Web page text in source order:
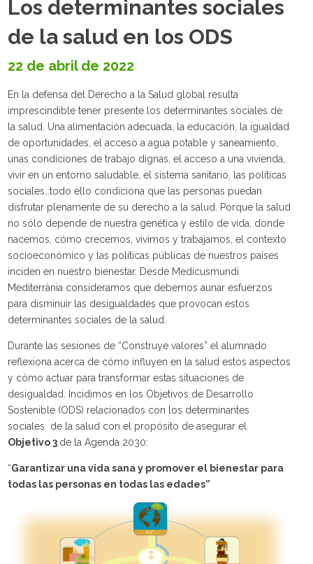
Los determinantes sociales
de la salud en los ODS
22 de abril de 2022
En la defensa del Derecho a la Salud global resulta
imprescindible tener presente los determinantes sociales de
la salud. Una alimentación adecuada, la educación, la igualdad
de oportunidades, el acceso a agua potable y saneamiento,
unas condiciones de trabajo dignas, el acceso a una vivienda,
vivir en un entorno saludable, el sistema sanitario, las políticas
sociales…todo ello condiciona que las personas puedan
disfrutar plenamente de su derecho a la salud. Porque la salud
no sólo depende de nuestra genética y estilo de vida, donde
nacemos, cómo crecemos, vivimos y trabajamos, el contexto
socioeconómico y las políticas públicas de nuestros países
inciden en nuestro bienestar. Desde Medicusmundi
Mediterrània consideramos que debemos aunar esfuerzos
para disminuir las desigualdades que provocan estos
determinantes sociales de la salud.
Durante las sesiones de “Construye valores” el alumnado
reflexiona acerca de cómo influyen en la salud estos aspectos
y cómo actuar para transformar estas situaciones de
desigualdad. Incidimos en los Objetivos de Desarrollo
Sostenible (ODS) relacionados con los determinantes
sociales de la salud con el propósito de asegurar el
Objetivo 3 de la Agenda 2030:
“Garantizar una vida sana y promover el bienestar para
todas las personas en todas las edades”